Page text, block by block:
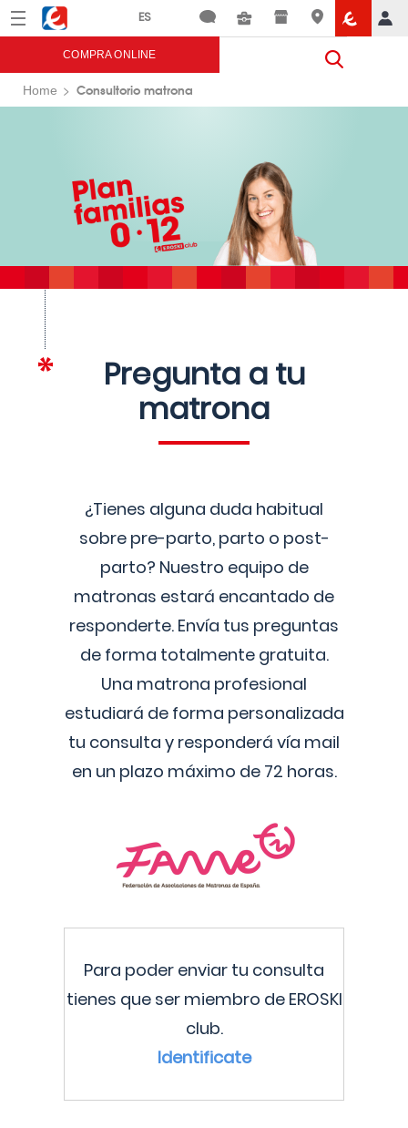
Menú Eroski
COMPRA ONLINE
Home Consultorio matrona
Pregunta a tu
matrona
¿Tienes alguna duda habitual
sobre pre-parto, parto o post-
parto? Nuestro equipo de
matronas estará encantado de
responderte. Envía tus preguntas
de forma totalmente gratuita.
Una matrona profesional
estudiará de forma personalizada
tu consulta y responderá vía mail
en un plazo máximo de 72 horas.
Para poder enviar tu consulta
tienes que ser miembro de EROSKI
club.
Identificate